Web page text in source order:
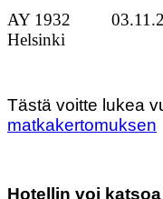
AY 1932
Helsinki
Tästä voitte lukea
matkakertomuksen
Hotellin voi